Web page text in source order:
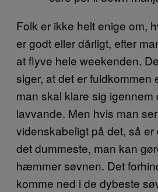
Folk er ikke helt enige om,
er godt eller dårligt, efter
at flyve hele weekenden.
siger, at det er fuldkommen
man skal klare sig igennem
lavvande. Men hvis man
videnskabeligt på det, så
det dummeste, man kan
hæmmer søvnen. Det
komme ned i de dybeste